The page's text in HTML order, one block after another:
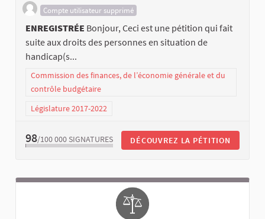
Compte utilisateur supprimé
ENREGISTRÉE Bonjour, Ceci est une pétition qui fait
suite aux droits des personnes en situation de
handicap(s...
Commission des finances, de l’économie générale et du
contrôle budgétaire
Législature 2017-2022
98/100 000 SIGNATURES DÉCOUVREZ LA PÉTITION